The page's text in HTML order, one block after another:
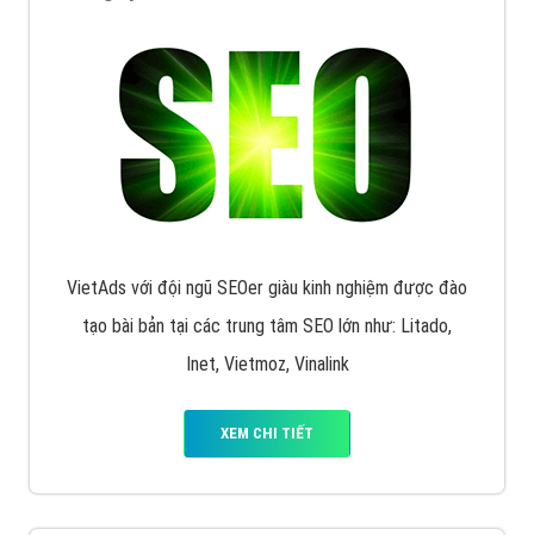
VietAds với đội ngũ SEOer giàu kinh nghiệm được đào
tạo bài bản tại các trung tâm SEO lớn như: Litado,
Inet, Vietmoz, Vinalink
XEM CHI TIẾT